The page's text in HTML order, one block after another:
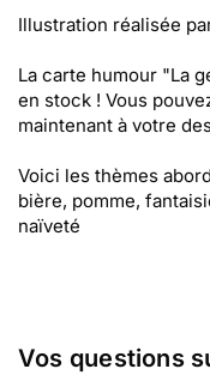
Illustration réalisée
La carte humour "La
en stock ! Vous
maintenant à votre
Voici les thèmes
bière, pomme,
naïveté
Vos questions